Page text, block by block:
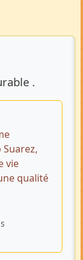
.
vie
qualité